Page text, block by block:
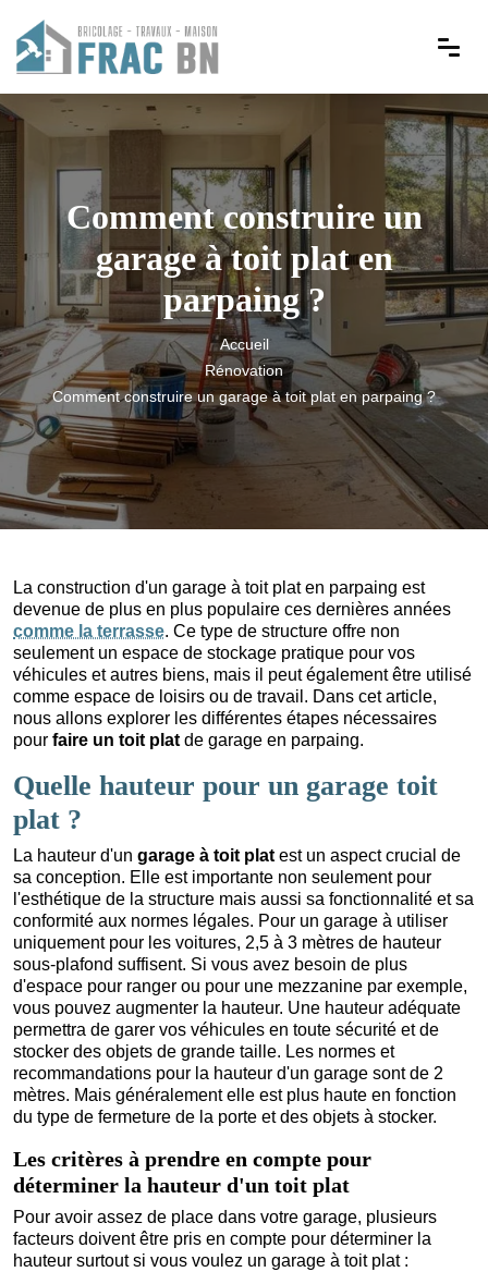
Comment construire un
garage à toit plat en
parpaing ?
Accueil
Rénovation
Comment construire un garage à toit plat en parpaing ?
La construction d'un garage à toit plat en parpaing est
devenue de plus en plus populaire ces dernières années
comme la terrasse. Ce type de structure offre non
seulement un espace de stockage pratique pour vos
véhicules et autres biens, mais il peut également être utilisé
comme espace de loisirs ou de travail. Dans cet article,
nous allons explorer les différentes étapes nécessaires
pour faire un toit platde garage en parpaing.
Quelle hauteur pour un garage toit
plat ?
La hauteur d'un garage à toit platest un aspect crucial de
sa conception. Elle est importante non seulement pour
l'esthétique de la structure mais aussi sa fonctionnalité et sa
conformité aux normes légales. Pour un garage à utiliser
uniquement pour les voitures, 2,5 à 3 mètres de hauteur
sous-plafond suffisent. Si vous avez besoin de plus
d'espace pour ranger ou pour une mezzanine par exemple,
vous pouvez augmenter la hauteur. Une hauteur adéquate
permettra de garer vos véhicules en toute sécurité et de
stocker des objets de grande taille. Les normes et
recommandations pour la hauteur d'un garage sont de 2
mètres. Mais généralement elle est plus haute en fonction
du type de fermeture de la porte et des objets à stocker.
Les critères à prendre en compte pour
déterminer la hauteur d'un toit plat
Pour avoir assez de place dans votre garage, plusieurs
facteurs doivent être pris en compte pour déterminer la
hauteur surtout si vous voulez un garage à toit plat :